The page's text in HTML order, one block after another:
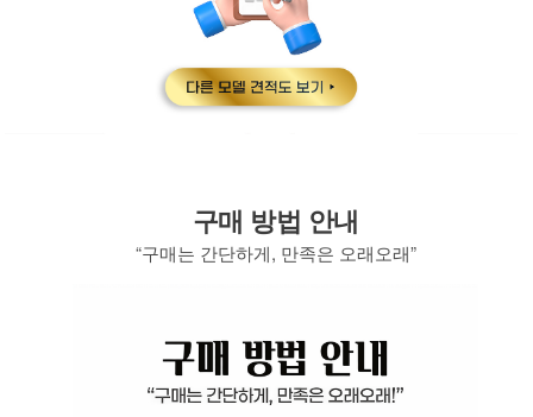
구매 방법 안내
“구매는 간단하게, 만족은 오래오래”